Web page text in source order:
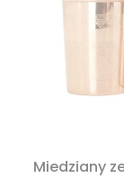
Miedziany